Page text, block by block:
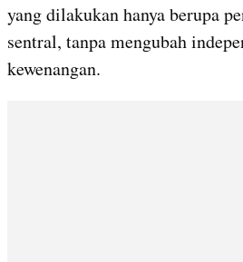
yang dilakukan hanya berupa
sentral, tanpa mengubah
kewenangan.